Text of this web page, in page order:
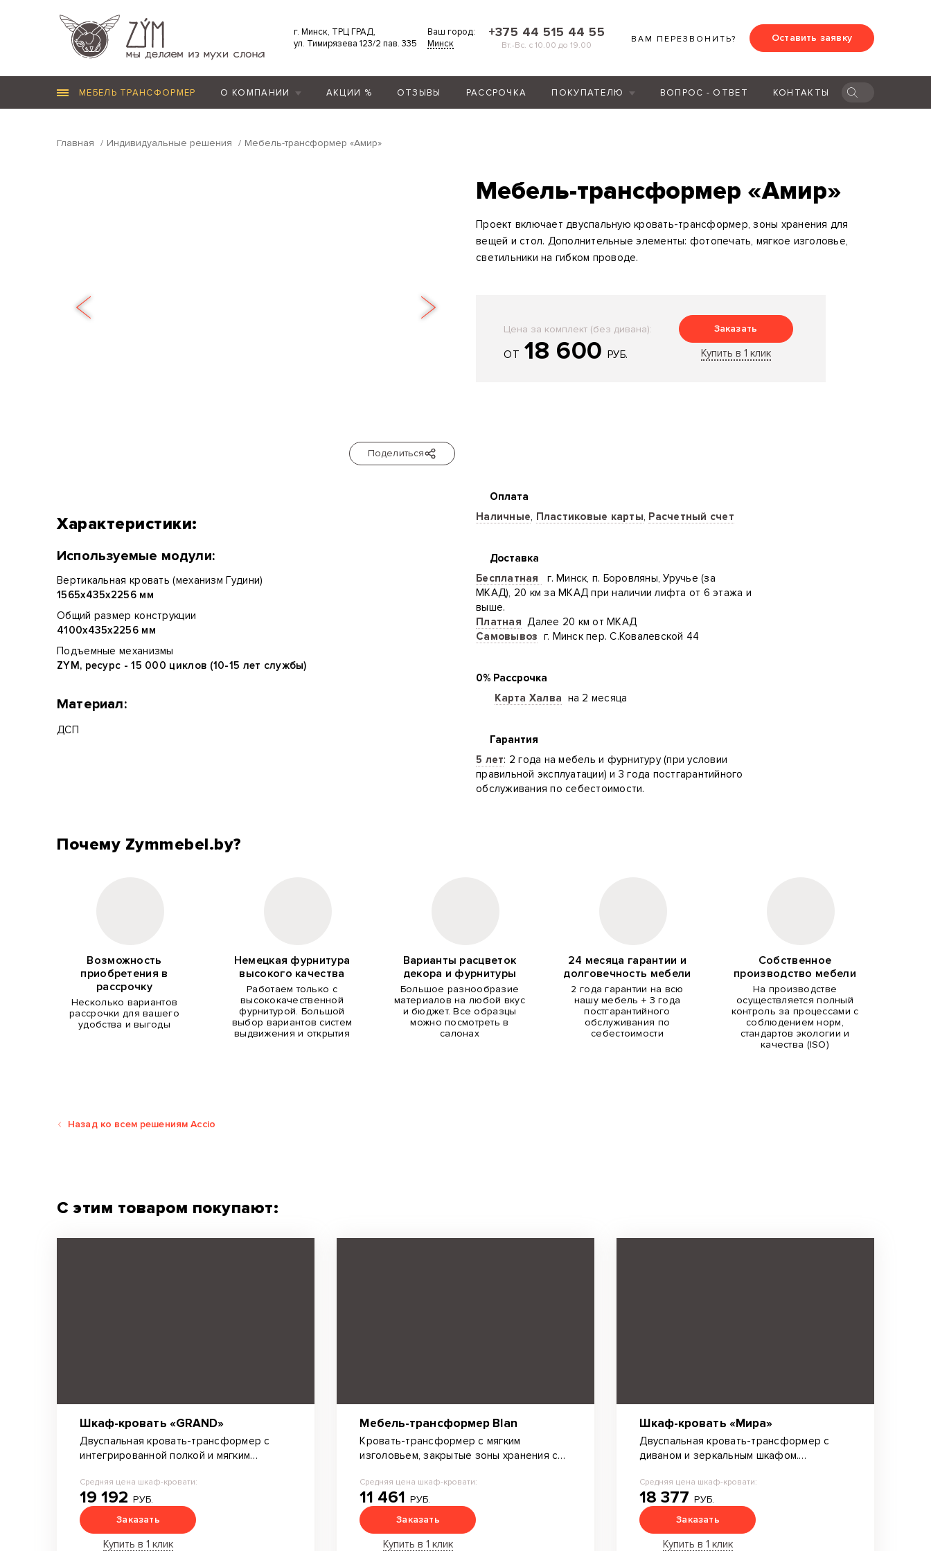
г. Минск, ТРЦ ГРАД,
ул. Тимирязева 123/2 пав. 335
Ваш город:
Минск
+375 44 515 44 55
Вт.-Вс. с 10.00 до 19.00
ВАМ ПЕРЕЗВОНИТЬ? Оставить заявку
МЕБЕЛЬ ТРАНСФОРМЕР О КОМПАНИИ АКЦИИ % ОТЗЫВЫ РАССРОЧКА ПОКУПАТЕЛЮ ВОПРОС - ОТВЕТ КОНТАКТЫ
Главная Индивидуальные решения Мебель-трансформер «Амир»
Поделиться
Мебель-трансформер «Амир»
Проект включает двуспальную кровать-трансформер, зоны хранения для
вещей и стол. Дополнительные элементы: фотопечать, мягкое изголовье,
светильники на гибком проводе.
Цена за комплект (без дивана):
ОТ 18 600 РУБ.
Заказать
Купить в 1 клик
Характеристики:
Используемые модули:
Вертикальная кровать (механизм Гудини)
1565х435х2256 мм
Общий размер конструкции
4100х435х2256 мм
Подъемные механизмы
ZYM, ресурс - 15 000 циклов (10-15 лет службы)
Материал:
ДСП
Оплата
Наличные, Пластиковые карты, Расчетный счет
Доставка
Бесплатная
г. Минск, п. Боровляны, Уручье (за
МКАД), 20 км за МКАД при наличии лифта от 6 этажа и
выше.
Платная Далее 20 км от МКАД
Самовывоз г. Минск пер. С.Ковалевской 44
0% Рассрочка
Карта Халва на 2 месяца
Гарантия
5 лет: 2 года на мебель и фурнитуру (при условии
правильной эксплуатации) и 3 года постгарантийного
обслуживания по себестоимости.
Почему Zymmebel.by?
Возможность
приобретения в
рассрочку
Несколько вариантов
рассрочки для вашего
удобства и выгоды
Немецкая фурнитура
высокого качества
Работаем только с
высококачественной
фурнитурой. Большой
выбор вариантов систем
выдвижения и открытия
Варианты расцветок
декора и фурнитуры
Большое разнообразие
материалов на любой вкус
и бюджет. Все образцы
можно посмотреть в
салонах
24 месяца гарантии и
долговечность мебели
2 года гарантии на всю
нашу мебель + 3 года
постгарантийного
обслуживания по
себестоимости
Собственное
производство мебели
На производстве
осуществляется полный
контроль за процессами с
соблюдением норм,
стандартов экологии и
качества (ISO)
Назад ко всем решениям Accio
С этим товаром покупают:
Шкаф-кровать «GRAND»
Двуспальная кровать-трансформер с
интегрированной полкой и мягким
Средняя цена шкаф-кровати:
19 192 РУБ.
Заказать
Купить в 1 клик
Мебель-трансформер Blan
Кровать-трансформер с мягким
изголовьем, закрытые зоны хранения с
Дополнительные элементы: подсветка и
светодиодные лампы на гибком проводе,
диван. Ширина конструкции: 2865 мм.
Средняя цена шкаф-кровати:
11 461 РУБ.
Заказать
Купить в 1 клик
Шкаф-кровать «Мира»
Двуспальная кровать-трансформер с
диваном и зеркальным шкафом.
Средняя цена шкаф-кровати:
18 377 РУБ.
Заказать
Купить в 1 клик